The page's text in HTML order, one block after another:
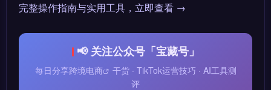
完整操作指南与实用工具，立即查看 →
📢 关注公众号「宝藏号」
每日分享跨境电商
干货 · TikTok运营技巧 · AI工具测
评